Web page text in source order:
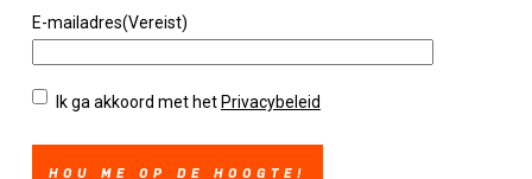
E-mailadres(Vereist)
Privacybeleid(Vereist)
Ik ga akkoord met hetPrivacybeleid